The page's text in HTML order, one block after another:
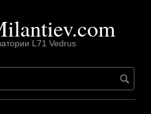
L71 Vedrus